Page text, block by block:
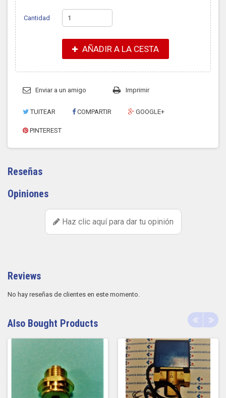
Cantidad
AÑADIR A LA CESTA
Enviar a un amigo Imprimir
TUITEAR COMPARTIR GOOGLE+
PINTEREST
Reseñas
Opiniones
Haz clic aquí para dar tu opinión
Reviews
No hay reseñas de clientes en este momento.
Also Bought Products